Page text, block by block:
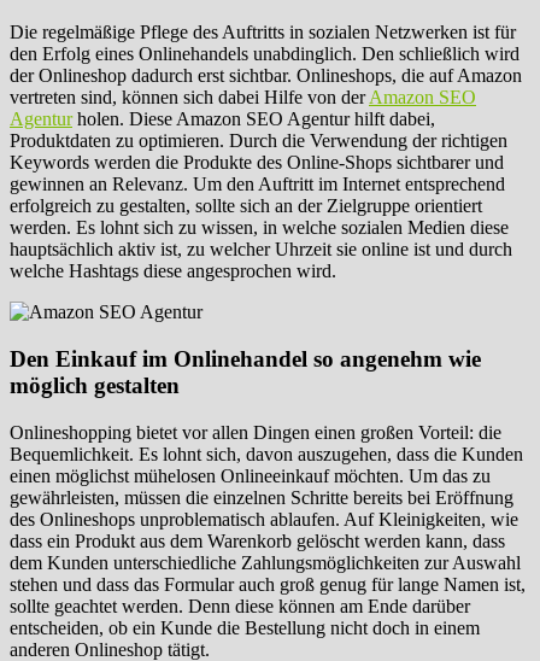
Die regelmäßige Pflege des Auftritts in sozialen Netzwerken ist für
den Erfolg eines Onlinehandels unabdinglich. Den schließlich wird
der Onlineshop dadurch erst sichtbar. Onlineshops, die auf Amazon
vertreten sind, können sich dabei Hilfe von derAmazon SEO
Agenturholen. Diese Amazon SEO Agentur hilft dabei,
Produktdaten zu optimieren. Durch die Verwendung der richtigen
Keywords werden die Produkte des Online-Shops sichtbarer und
gewinnen an Relevanz. Um den Auftritt im Internet entsprechend
erfolgreich zu gestalten, sollte sich an der Zielgruppe orientiert
werden. Es lohnt sich zu wissen, in welche sozialen Medien diese
hauptsächlich aktiv ist, zu welcher Uhrzeit sie online ist und durch
welche Hashtags diese angesprochen wird.
Den Einkauf im Onlinehandel so angenehm wie
möglich gestalten
Onlineshopping bietet vor allen Dingen einen großen Vorteil: die
Bequemlichkeit. Es lohnt sich, davon auszugehen, dass die Kunden
einen möglichst mühelosen Onlineeinkauf möchten. Um das zu
gewährleisten, müssen die einzelnen Schritte bereits bei Eröffnung
des Onlineshops unproblematisch ablaufen. Auf Kleinigkeiten, wie
dass ein Produkt aus dem Warenkorb gelöscht werden kann, dass
dem Kunden unterschiedliche Zahlungsmöglichkeiten zur Auswahl
stehen und dass das Formular auch groß genug für lange Namen ist,
sollte geachtet werden. Denn diese können am Ende darüber
entscheiden, ob ein Kunde die Bestellung nicht doch in einem
anderen Onlineshop tätigt.